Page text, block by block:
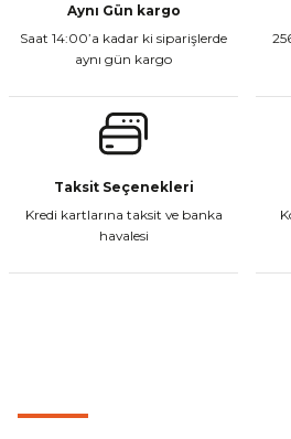
Aynı Gün kargo
Saat 14:00’a kadar ki siparişlerde
aynı gün kargo
Taksit Seçenekleri
Kredi kartlarına taksit ve banka
havalesi